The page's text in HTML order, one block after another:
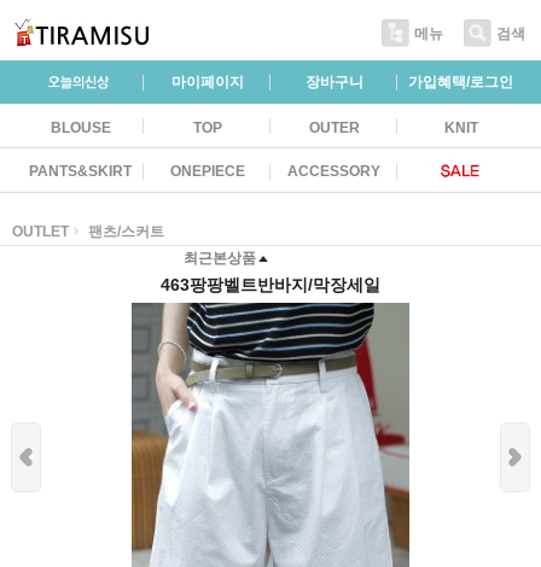
메뉴 검색
마이페이지 장바구니 가입혜택/로그인
BLOUSE TOP OUTER KNIT
PANTS&SKIRT ONEPIECE ACCESSORY
OUTLET
팬츠/스커트
최근본상품
463팡팡벨트반바지/막장세일